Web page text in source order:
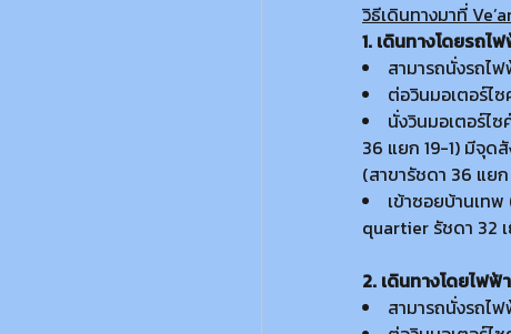
วิธีเดินทางมาที่
1. เดินทางโดยรถไ
สามารถนั่งรถไ
ต่อวินมอเตอร์ไ
นั่งวินมอเตอร์ไ
36 แยก 19-1) มีจุด
(สาขารัชดา 36 แย
เข้าซอยบ้านเท
quartier รัชดา 32
2. เดินทางโดยไฟฟ้
สามารถนั่งรถไ